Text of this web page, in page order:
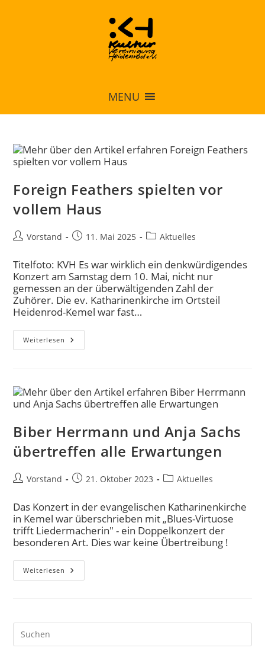
MENU
Foreign Feathers spielten vor
vollem Haus
Vorstand 11. Mai 2025 Aktuelles
Titelfoto: KVH Es war wirklich ein denkwürdigendes
Konzert am Samstag dem 10. Mai, nicht nur
gemessen an der überwältigenden Zahl der
Zuhörer. Die ev. Katharinenkirche im Ortsteil
Heidenrod-Kemel war fast…
Weiterlesen
Biber Herrmann und Anja Sachs
übertreffen alle Erwartungen
Vorstand 21. Oktober 2023 Aktuelles
Das Konzert in der evangelischen Katharinenkirche
in Kemel war überschrieben mit „Blues-Virtuose
trifft Liedermacherin" - ein Doppelkonzert der
besonderen Art. Dies war keine Übertreibung !
Weiterlesen